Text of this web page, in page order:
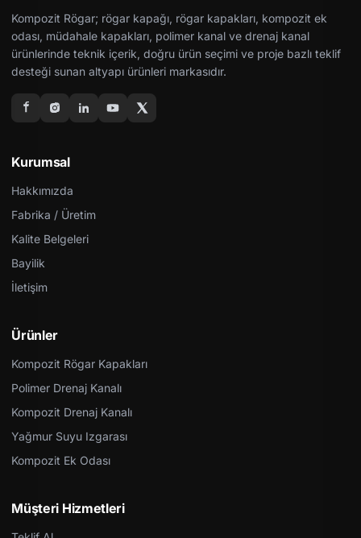
Kompozit Rögar; rögar kapağı, rögar kapakları, kompozit ek
odası, müdahale kapakları, polimer kanal ve drenaj kanal
ürünlerinde teknik içerik, doğru ürün seçimi ve proje bazlı teklif
desteği sunan altyapı ürünleri markasıdır.
Kurumsal
Hakkımızda
Fabrika / Üretim
Kalite Belgeleri
Bayilik
İletişim
Ürünler
Kompozit Rögar Kapakları
Polimer Drenaj Kanalı
Kompozit Drenaj Kanalı
Yağmur Suyu Izgarası
Kompozit Ek Odası
Müşteri Hizmetleri